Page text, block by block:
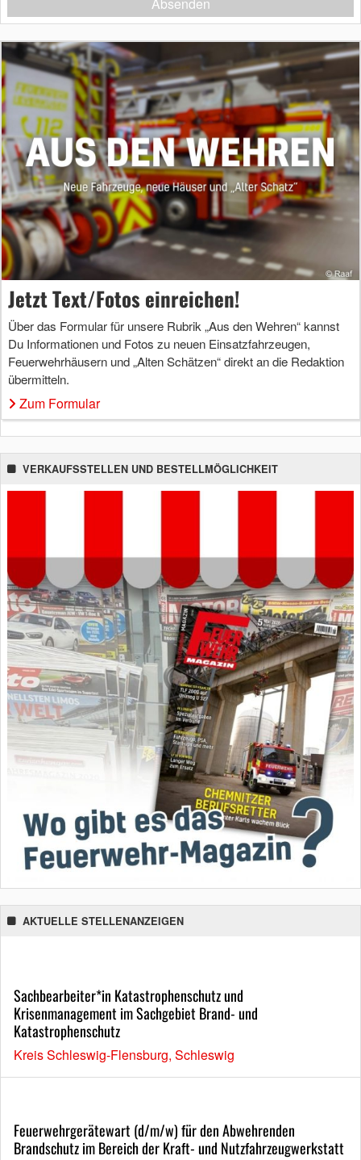
Jetzt Text/Fotos einreichen!
Über das Formular für unsere Rubrik „Aus den Wehren“ kannst
Du Informationen und Fotos zu neuen Einsatzfahrzeugen,
Feuerwehrhäusern und „Alten Schätzen“ direkt an die Redaktion
übermitteln.
Zum Formular
VERKAUFSSTELLEN UND BESTELLMÖGLICHKEIT
AKTUELLE STELLENANZEIGEN
Sachbearbeiter*in Katastrophenschutz und
Krisenmanagement im Sachgebiet Brand- und
Katastrophenschutz
Kreis Schleswig-Flensburg, Schleswig
Feuerwehrgerätewart (d/m/w) für den Abwehrenden
Brandschutz im Bereich der Kraft- und Nutzfahrzeugwerkstatt